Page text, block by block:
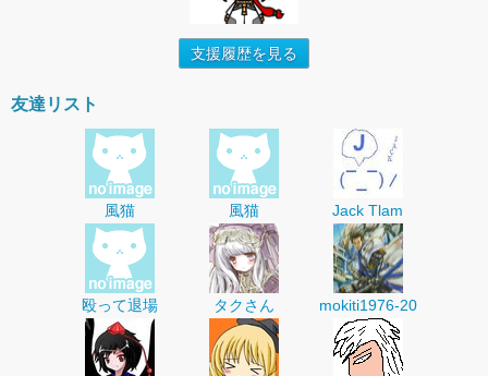
支援履歴を見る
友達リスト
風猫 風猫 Jack Tlam
殴って退場 タクさん mokiti1976-20